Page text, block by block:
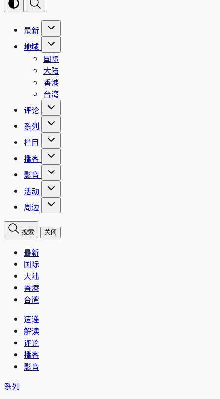
最新
地域
国际
大陆
香港
台湾
评论
系列
栏目
播客
影音
活动
周边
搜索 关闭
最新
国际
大陆
香港
台湾
速递
解读
评论
播客
影音
系列